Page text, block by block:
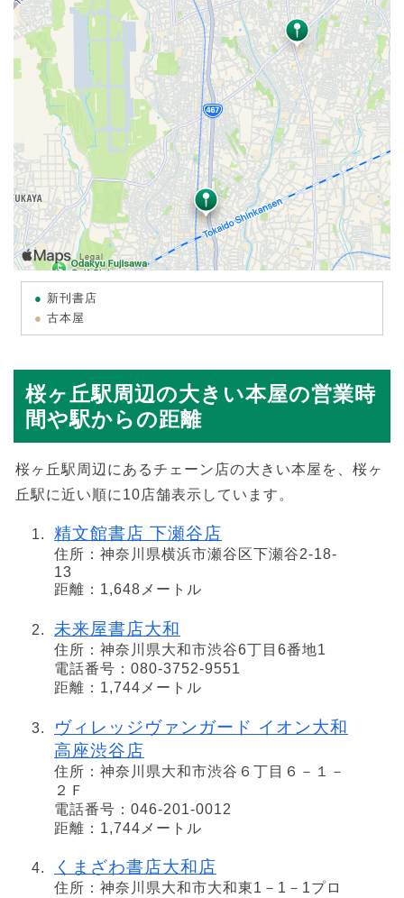
新刊書店
古本屋
桜ヶ丘駅周辺の大きい本屋の営業時
間や駅からの距離
桜ヶ丘駅周辺にあるチェーン店の大きい本屋を、桜ヶ
丘駅に近い順に10店舗表示しています。
精文館書店 下瀬谷店
住所：神奈川県横浜市瀬谷区下瀬谷2-18-
13
距離：1,648メートル
未来屋書店大和
住所：神奈川県大和市渋谷6丁目6番地1
電話番号：080-3752-9551
距離：1,744メートル
ヴィレッジヴァンガード イオン大和
高座渋谷店
住所：神奈川県大和市渋谷６丁目６－１－
２Ｆ
電話番号：046-201-0012
距離：1,744メートル
くまざわ書店大和店
住所：神奈川県大和市大和東1－1－1プロ